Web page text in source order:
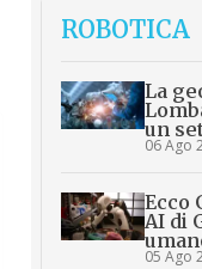
ROBOTICA
La
un
06 Ago
Ecco
AI di
05 Ago